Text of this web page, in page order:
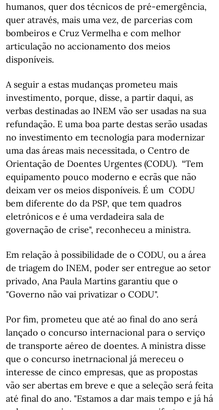
humanos, quer dos técnicos de pré-emergência,
quer através, mais uma vez, de parcerias com
bombeiros e Cruz Vermelha e com melhor
articulação no accionamento dos meios
disponíveis.
A seguir a estas mudanças prometeu mais
investimento, porque, disse, a partir daqui, as
verbas destinadas ao INEM vão ser usadas na sua
refundação. E uma boa parte destas serão usadas
no investimento em tecnologia para modernizar
uma das áreas mais necessitada, o Centro de
Orientação de Doentes Urgentes (CODU). “Tem
equipamento pouco moderno e ecrãs que não
deixam ver os meios disponíveis. É um CODU
bem diferente do da PSP, que tem quadros
eletrónicos e é uma verdadeira sala de
governação de crise", reconheceu a ministra.
Em relação à possibilidade de o CODU, ou a área
de triagem do INEM, poder ser entregue ao setor
privado, Ana Paula Martins garantiu que o
"Governo não vai privatizar o CODU".
Por fim, prometeu que até ao final do ano será
lançado o concurso internacional para o serviço
de transporte aéreo de doentes. A ministra disse
que o concurso inetrnacional já mereceu o
interesse de cinco empresas, que as propostas
vão ser abertas em breve e que a seleção será feita
até final do ano. "Estamos a dar mais tempo e já há